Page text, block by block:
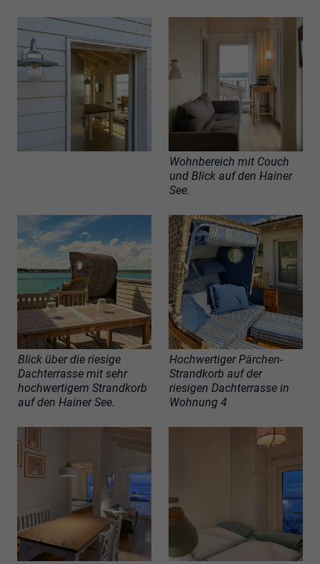
Wohnbereich mit Couch
und Blick auf den Hainer
See.
Blick über die riesige
Dachterrasse mit sehr
hochwertigem Strandkorb
auf den Hainer See.
Hochwertiger Pärchen-
Strandkorb auf der
riesigen Dachterrasse in
Wohnung 4